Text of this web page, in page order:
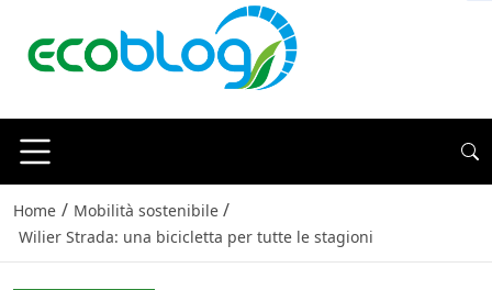
Home / Mobilità sostenibile /
Wilier Strada: una bicicletta per tutte le stagioni